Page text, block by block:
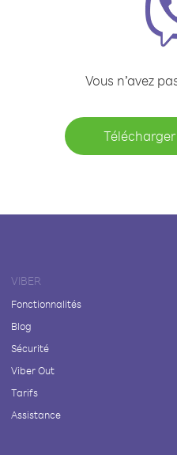
Vous n’avez
VIBER
Fonctionnalités
Blog
Sécurité
Viber Out
Tarifs
Assistance